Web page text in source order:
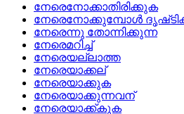
നേരെനോക്കാതിരിക്കുക
നേരെനോക്കുമ്പോള്‍
നേരെന്നു തോന്നിക്കുന്ന
നേരെമറിച്ച്
നേരെയല്ലാത്ത
നേരെയാക്കല്
നേരെയാക്കുക
നേരെയാക്കുന്നവന്
നേരെയാക്ക്കുക